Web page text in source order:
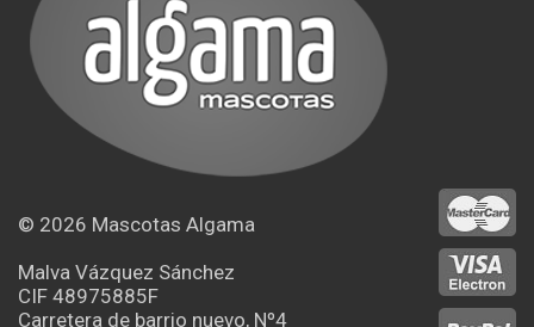
© 2026 Mascotas Algama
Malva Vázquez Sánchez
CIF 48975885F
Carretera de barrio nuevo, Nº4